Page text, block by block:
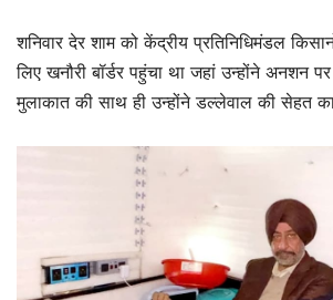
शनिवार देर शाम को केंद्रीय प्रतिनिधिमंडल
लिए खनौरी बॉर्डर पहुंचा था जहां उन्होंने अनशन
मुलाकात की साथ ही उन्होंने डल्लेवाल की सेहत